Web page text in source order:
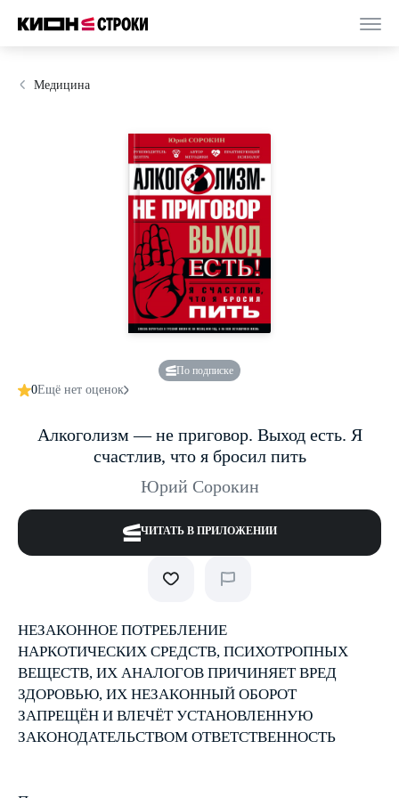
Медицина
По подписке
0Ещё нет оценок
Алкоголизм — не приговор. Выход есть. Я
счастлив, что я бросил пить
Юрий Сорокин
ЧИТАТЬ В ПРИЛОЖЕНИИ
НЕЗАКОННОЕ ПОТРЕБЛЕНИЕ
НАРКОТИЧЕСКИХ СРЕДСТВ, ПСИХОТРОПНЫХ
ВЕЩЕСТВ, ИХ АНАЛОГОВ ПРИЧИНЯЕТ ВРЕД
ЗДОРОВЬЮ, ИХ НЕЗАКОННЫЙ ОБОРОТ
ЗАПРЕЩЁН И ВЛЕЧЁТ УСТАНОВЛЕННУЮ
ЗАКОНОДАТЕЛЬСТВОМ ОТВЕТСТВЕННОСТЬ